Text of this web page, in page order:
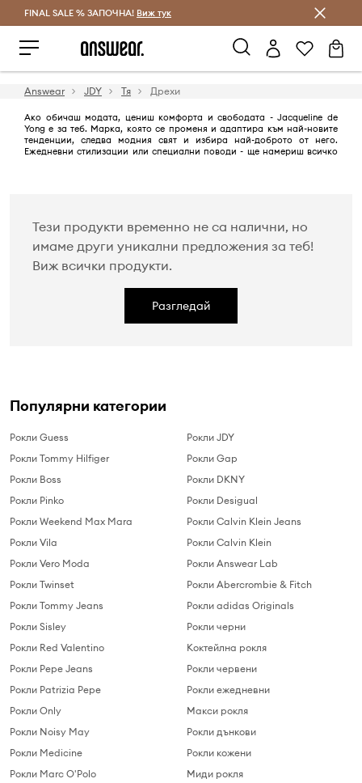
Спестявай с Answear Club
FINAL SALE % ЗАПОЧНА! Виж тук
Answear JDY Тя Дрехи
Ако обичаш модата, цениш комфорта и свободата - Jacqueline de
Yong е за теб. Марка, която се променя и адаптира към най-новите
тенденции, следва модния свят и избира най-доброто от него.
Ежедневни стилизации или специални поводи - ще намериш всичко
Тези продукти временно не са налични, но
имаме други уникални предложения за теб!
Виж всички продукти.
Разгледай
Популярни категории
Рокли Guess
Рокли Tommy Hilfiger
Рокли Boss
Рокли Pinko
Рокли Weekend Max Mara
Рокли Vila
Рокли Vero Moda
Рокли Twinset
Рокли Tommy Jeans
Рокли Sisley
Рокли Red Valentino
Рокли Pepe Jeans
Рокли Patrizia Pepe
Рокли Only
Рокли Noisy May
Рокли Medicine
Рокли Marc O'Polo
Рокли JDY
Рокли Gap
Рокли DKNY
Рокли Desigual
Рокли Calvin Klein Jeans
Рокли Calvin Klein
Рокли Answear Lab
Рокли Abercrombie & Fitch
Рокли adidas Originals
Рокли черни
Коктейлна рокля
Рокли червени
Рокли ежедневни
Макси рокля
Рокли дънкови
Рокли кожени
Миди рокля